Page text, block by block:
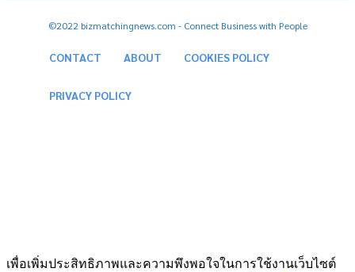
©2022 bizmatchingnews.com - Connect Business with People
CONTACT ABOUT COOKIES POLICY
PRIVACY POLICY
เพื่อเพิ่มประสิทธิภาพและความพึงพอใจในการใช้งานเว็บไซต์